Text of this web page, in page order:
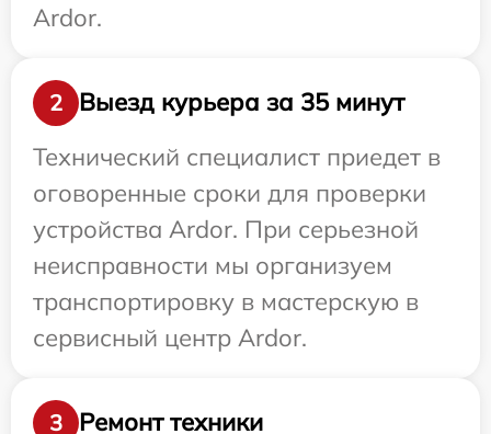
Ardor.
2
Выезд курьера за 35 минут
Технический специалист приедет в
оговоренные сроки для проверки
устройства Ardor. При серьезной
неисправности мы организуем
транспортировку в мастерскую в
сервисный центр Ardor.
3 Ремонт техники